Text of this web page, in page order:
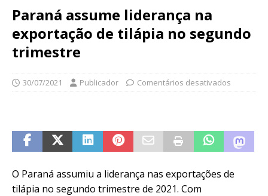
Paraná assume liderança na
exportação de tilápia no segundo
trimestre
30/07/2021 Publicador Comentários desativados
O Paraná assumiu a liderança nas exportações de
tilápia no segundo trimestre de 2021. Com